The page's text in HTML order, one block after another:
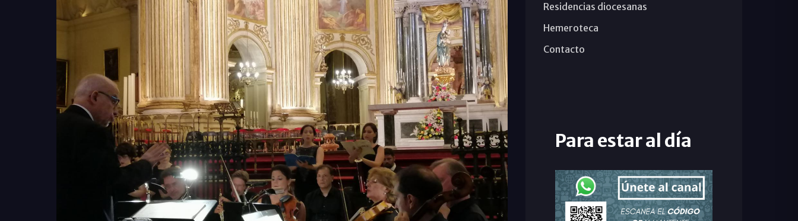
Residencias diocesanas
Hemeroteca
Contacto
Para estar al día